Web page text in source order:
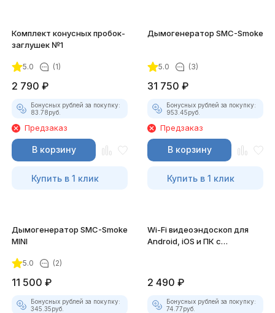
Комплект конусных пробок-
заглушек №1
5.0 (1)
2 790 ₽
Бонусных рублей за покупку:
83.78руб.
Предзаказ
В корзину
Купить в 1 клик
Дымогенератор SMC-Smoke
5.0 (3)
31 750 ₽
Бонусных рублей за покупку:
953.45руб.
Предзаказ
В корзину
Купить в 1 клик
Дымогенератор SMC-Smoke
MINI
5.0 (2)
11 500 ₽
Бонусных рублей за покупку:
345.35руб.
Wi-Fi видеоэндоскоп для
Android, iOS и ПК с
2 490 ₽
Бонусных рублей за покупку:
74.77руб.